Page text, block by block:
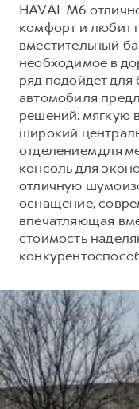
HAVAL M6
комфорт и любит
вместительный
необходимое в
ряд подойдет
автомобиля
решений: мягкую
широкий
отделением для
консоль для
отличную
оснащение,
впечатляющая
стоимость